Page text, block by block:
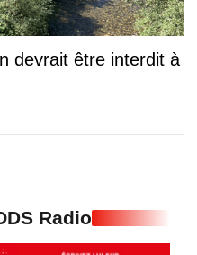
devrait être interdit à
Radio